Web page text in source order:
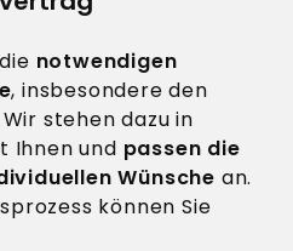
notwendigen
, insbesondere den
stehen dazu in
Ihnen und passen die
Wünsche an.
können Sie